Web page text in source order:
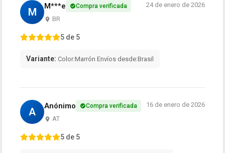
M M***e Compra verificada
BR
24 de enero de 2026
5 de 5
Variante: Color:Marrón Envíos desde:Brasil
A Anónimo Compra verificada
AT
16 de enero de 2026
5 de 5